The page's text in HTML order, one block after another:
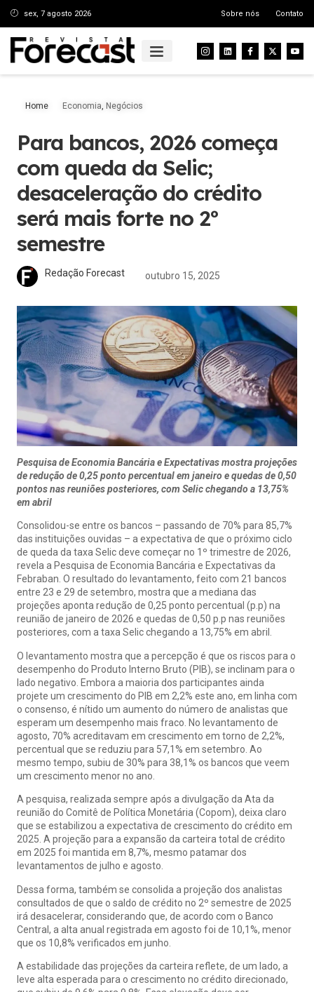
sex, 7 agosto 2026 Sobre nós Contato
Home Economia, Negócios
Para bancos, 2026 começa
com queda da Selic;
desaceleração do crédito
será mais forte no 2º
semestre
Redação Forecast outubro 15, 2025
Pesquisa de Economia Bancária e Expectativas mostra projeções
de redução de 0,25 ponto percentual em janeiro e quedas de 0,50
pontos nas reuniões posteriores, com Selic chegando a 13,75%
em abril
Consolidou-se entre os bancos – passando de 70% para 85,7%
das instituições ouvidas – a expectativa de que o próximo ciclo
de queda da taxa Selic deve começar no 1º trimestre de 2026,
revela a Pesquisa de Economia Bancária e Expectativas da
Febraban. O resultado do levantamento, feito com 21 bancos
entre 23 e 29 de setembro, mostra que a mediana das
projeções aponta redução de 0,25 ponto percentual (p.p) na
reunião de janeiro de 2026 e quedas de 0,50 p.p nas reuniões
posteriores, com a taxa Selic chegando a 13,75% em abril.
O levantamento mostra que a percepção é que os riscos para o
desempenho do Produto Interno Bruto (PIB), se inclinam para o
lado negativo. Embora a maioria dos participantes ainda
projete um crescimento do PIB em 2,2% este ano, em linha com
o consenso, é nítido um aumento do número de analistas que
esperam um desempenho mais fraco. No levantamento de
agosto, 70% acreditavam em crescimento em torno de 2,2%,
percentual que se reduziu para 57,1% em setembro. Ao
mesmo tempo, subiu de 30% para 38,1% os bancos que veem
um crescimento menor no ano.
A pesquisa, realizada sempre após a divulgação da Ata da
reunião do Comitê de Política Monetária (Copom), deixa claro
que se estabilizou a expectativa de crescimento do crédito em
2025. A projeção para a expansão da carteira total de crédito
em 2025 foi mantida em 8,7%, mesmo patamar dos
levantamentos de julho e agosto.
Dessa forma, também se consolida a projeção dos analistas
consultados de que o saldo de crédito no 2º semestre de 2025
irá desacelerar, considerando que, de acordo com o Banco
Central, a alta anual registrada em agosto foi de 10,1%, menor
que os 10,8% verificados em junho.
A estabilidade das projeções da carteira reflete, de um lado, a
leve alta esperada para o crescimento no crédito direcionado,